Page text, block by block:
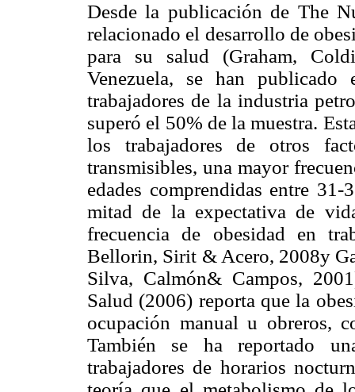
Desde la publicación de The
relacionado el desarrollo de
para su salud (Graham,
Venezuela, se han publicado
trabajadores de la industria
superó el 50% de la muestra.
los trabajadores de otros
transmisibles, una mayor
edades comprendidas entre
mitad de la expectativa de
frecuencia de obesidad en
Bellorin, Sirit & Acero, 2008y
Silva, Calmón& Campos,
Salud (2006) reporta que la
ocupación manual u obreros,
También se ha reportado
trabajadores de horarios